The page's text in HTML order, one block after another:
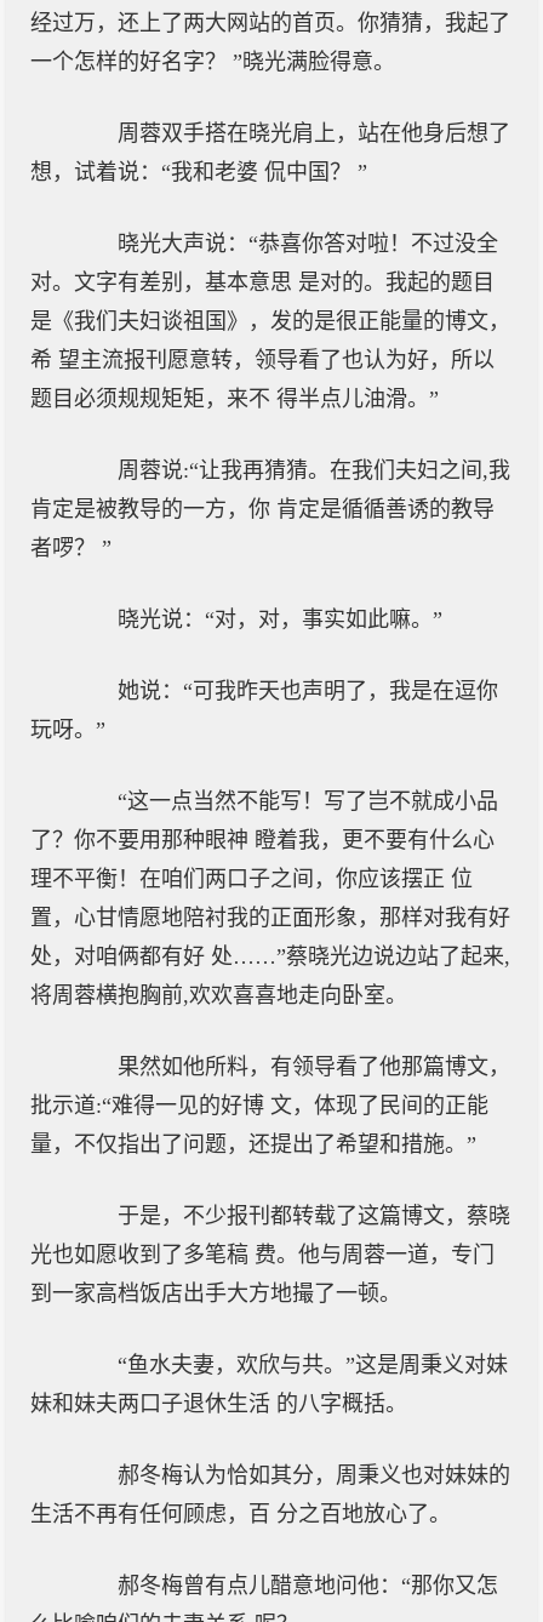
经过万，还上了两大网站的首页。你猜猜，我起了
一个怎样的好名字？ ”晓光满脸得意。
周蓉双手搭在晓光肩上，站在他身后想了
想，试着说：“我和老婆 侃中国？ ”
晓光大声说：“恭喜你答对啦！不过没全
对。文字有差别，基本意思 是对的。我起的题目
是《我们夫妇谈祖国》，发的是很正能量的博文，
希 望主流报刊愿意转，领导看了也认为好，所以
题目必须规规矩矩，来不 得半点儿油滑。”
周蓉说:“让我再猜猜。在我们夫妇之间,我
肯定是被教导的一方，你 肯定是循循善诱的教导
者啰？ ”
晓光说：“对，对，事实如此嘛。”
她说：“可我昨天也声明了，我是在逗你
玩呀。”
“这一点当然不能写！写了岂不就成小品
了？你不要用那种眼神 瞪着我，更不要有什么心
理不平衡！在咱们两口子之间，你应该摆正 位
置，心甘情愿地陪衬我的正面形象，那样对我有好
处，对咱俩都有好 处……”蔡晓光边说边站了起来,
将周蓉横抱胸前,欢欢喜喜地走向卧室。
果然如他所料，有领导看了他那篇博文，
批示道:“难得一见的好博 文，体现了民间的正能
量，不仅指出了问题，还提出了希望和措施。”
于是，不少报刊都转载了这篇博文，蔡晓
光也如愿收到了多笔稿 费。他与周蓉一道，专门
到一家高档饭店出手大方地撮了一顿。
“鱼水夫妻，欢欣与共。”这是周秉义对妹
妹和妹夫两口子退休生活 的八字概括。
郝冬梅认为恰如其分，周秉义也对妹妹的
生活不再有任何顾虑，百 分之百地放心了。
郝冬梅曾有点儿醋意地问他：“那你又怎